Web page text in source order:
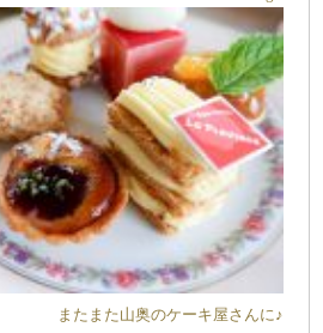
またまた山奥のケーキ屋さんに♪